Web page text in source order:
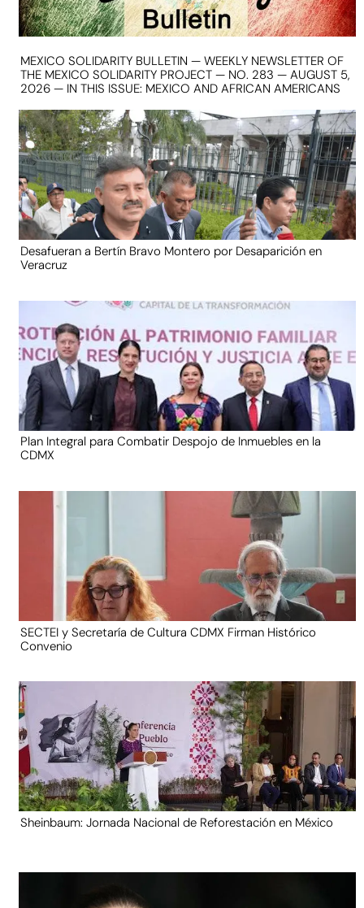
MEXICO SOLIDARITY BULLETIN — WEEKLY NEWSLETTER OF
THE MEXICO SOLIDARITY PROJECT — NO. 283 — AUGUST 5,
2026 — IN THIS ISSUE: MEXICO AND AFRICAN AMERICANS
Desafueran a Bertín Bravo Montero por Desaparición en
Veracruz
Plan Integral para Combatir Despojo de Inmuebles en la
CDMX
SECTEI y Secretaría de Cultura CDMX Firman Histórico
Convenio
Sheinbaum: Jornada Nacional de Reforestación en México